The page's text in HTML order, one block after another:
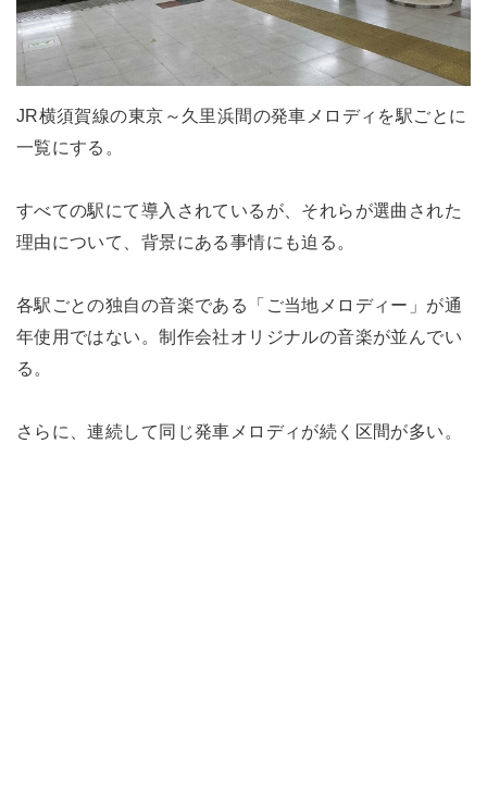
JR横須賀線の東京～久里浜間の発車メロディを駅ごとに
一覧にする。
すべての駅にて導入されているが、それらが選曲された
理由について、背景にある事情にも迫る。
各駅ごとの独自の音楽である「ご当地メロディー」が通
年使用ではない。制作会社オリジナルの音楽が並んでい
る。
さらに、連続して同じ発車メロディが続く区間が多い。